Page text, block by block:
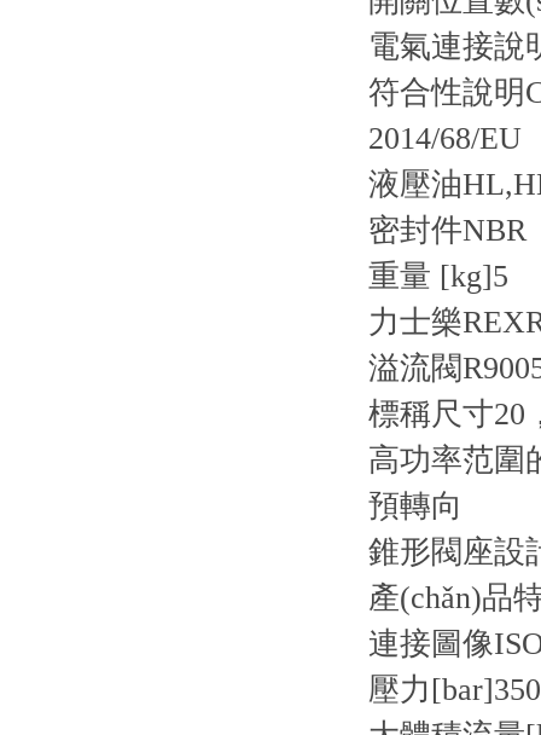
電氣連接說
符合性說明
2014/68/EU
液壓油
密封件NBR
重量 [kg]5
力士樂
溢流閥
標稱尺寸
高功率范圍
預轉向
錐形閥座設
產(chǎn)品
連接圖像
壓力[bar]350